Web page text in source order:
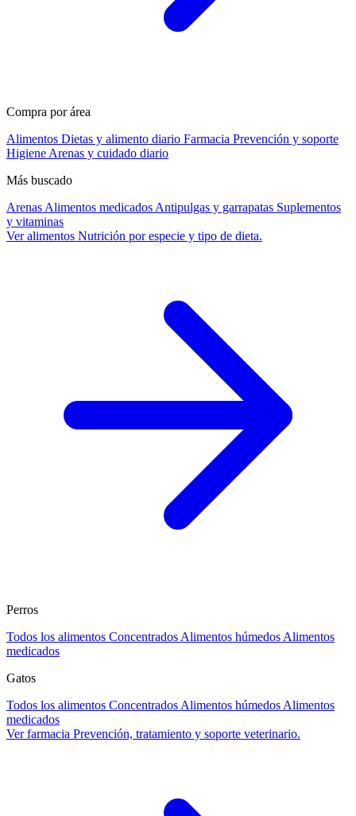
Compra por área
Alimentos Dietas y alimento diario Farmacia Prevención y soporte
Higiene Arenas y cuidado diario
Más buscado
Arenas Alimentos medicados Antipulgas y garrapatas Suplementos
y vitaminas
Ver alimentos Nutrición por especie y tipo de dieta.
Perros
Todos los alimentos Concentrados Alimentos húmedos Alimentos
medicados
Gatos
Todos los alimentos Concentrados Alimentos húmedos Alimentos
medicados
Ver farmacia Prevención, tratamiento y soporte veterinario.